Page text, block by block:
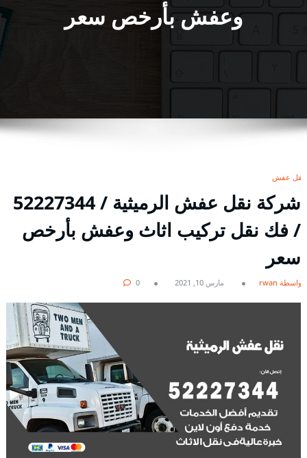
وعفش بأرخص سعر
نقل عفش
شركة نقل عفش الرميثية / 52227344
/ فك نقل تركيب اثاث وعفش بأرخص
سعر
بواسطة rwan مارس 10, 2021 0